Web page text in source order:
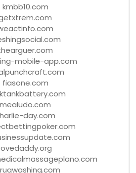
kmbb10.com
mobile-app.com
fiasone.com
mealudo.com
day.com